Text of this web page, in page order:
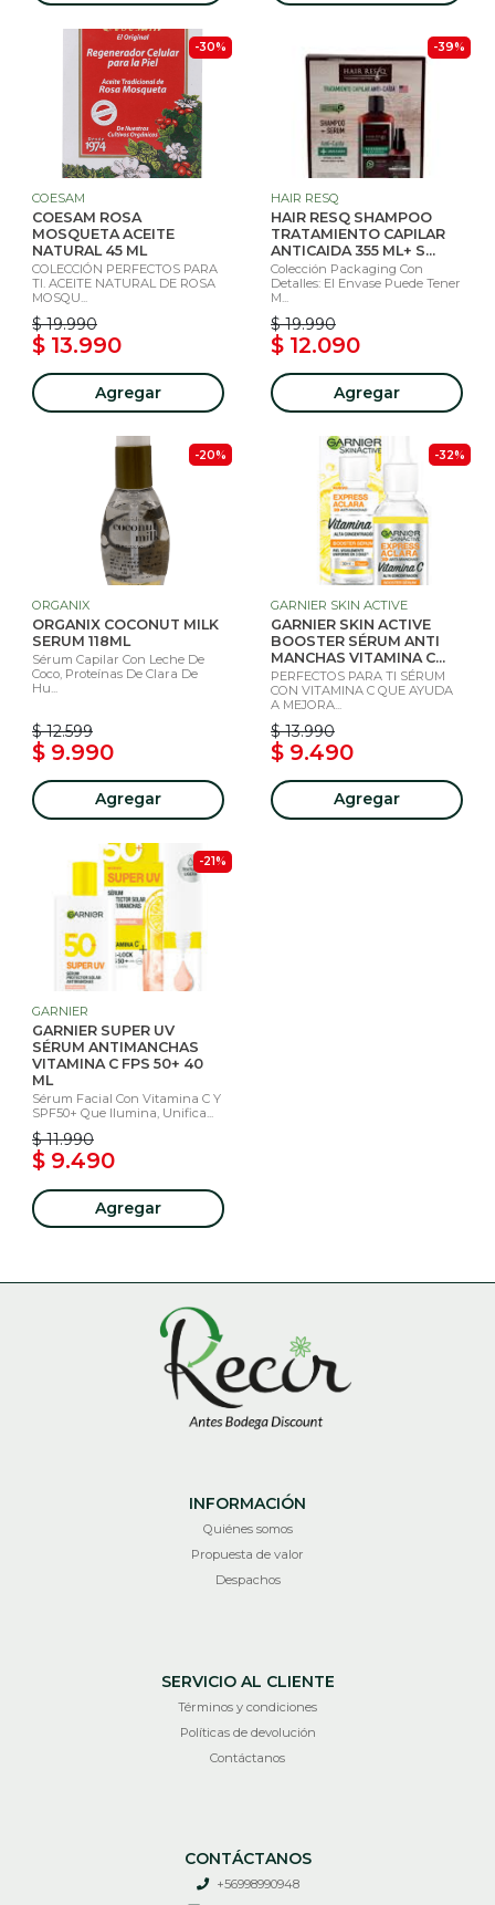
-30%
COESAM
COESAM ROSA
MOSQUETA ACEITE
NATURAL 45 ML
COLECCIÓN PERFECTOS PARA
TI. ACEITE NATURAL DE ROSA
MOSQU...
$ 19.990
$ 13.990
Agregar
-39%
HAIR RESQ
HAIR RESQ SHAMPOO
TRATAMIENTO CAPILAR
ANTICAIDA 355 ML+ S...
Colección Packaging Con
Detalles: El Envase Puede Tener
M...
$ 19.990
$ 12.090
Agregar
-20%
ORGANIX
ORGANIX COCONUT MILK
SERUM 118ML
Sérum Capilar Con Leche De
Coco, Proteínas De Clara De
Hu...
$ 12.599
$ 9.990
Agregar
-32%
GARNIER SKIN ACTIVE
GARNIER SKIN ACTIVE
BOOSTER SÉRUM ANTI
MANCHAS VITAMINA C...
PERFECTOS PARA TI SÉRUM
CON VITAMINA C QUE AYUDA
A MEJORA...
$ 13.990
$ 9.490
Agregar
-21%
GARNIER
GARNIER SUPER UV
SÉRUM ANTIMANCHAS
VITAMINA C FPS 50+ 40
ML
Sérum Facial Con Vitamina C Y
SPF50+ Que Ilumina, Unifica...
$ 11.990
$ 9.490
Agregar
INFORMACIÓN
Quiénes somos
Propuesta de valor
Despachos
SERVICIO AL CLIENTE
Términos y condiciones
Políticas de devolución
Contáctanos
CONTÁCTANOS
+56998990948